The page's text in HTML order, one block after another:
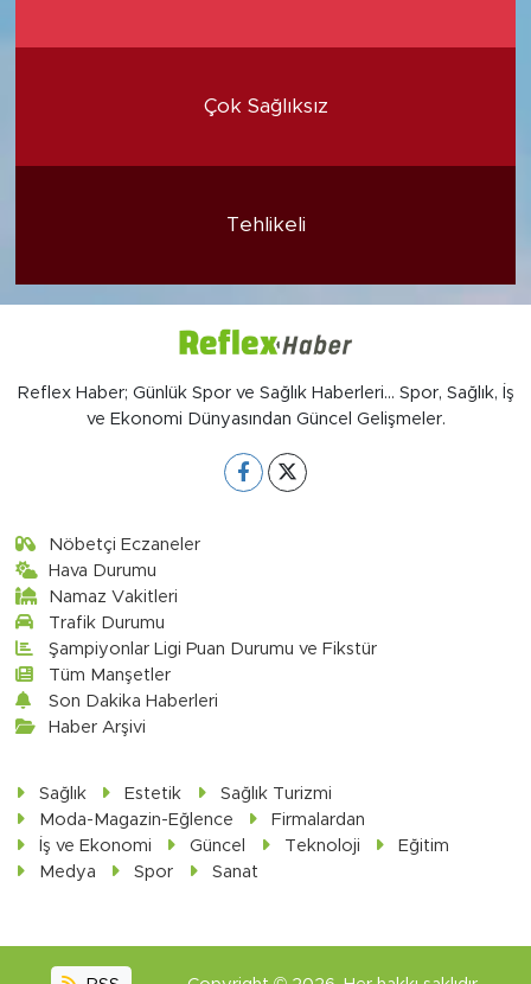
Çok Sağlıksız
Tehlikeli
Reflex Haber; Günlük Spor ve Sağlık Haberleri... Spor, Sağlık, İş
ve Ekonomi Dünyasından Güncel Gelişmeler.
Nöbetçi Eczaneler
Hava Durumu
Namaz Vakitleri
Trafik Durumu
Şampiyonlar Ligi Puan Durumu ve Fikstür
Tüm Manşetler
Son Dakika Haberleri
Haber Arşivi
Sağlık Estetik
Sağlık Turizmi
Moda-Magazin-Eğlence
Firmalardan
İş ve Ekonomi
Güncel Teknoloji
Eğitim
Medya
Spor Sanat